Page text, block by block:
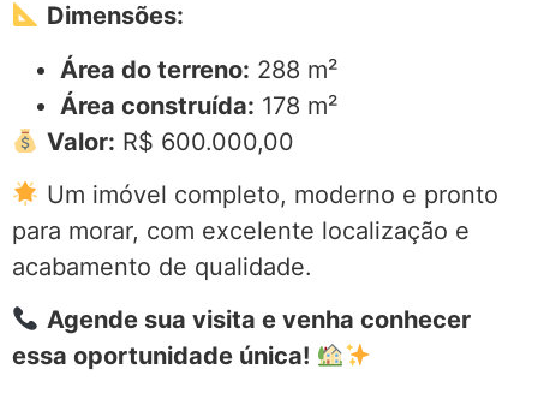
Dimensões:
Área do terreno: 288 m²
Área construída: 178 m²
Valor: R$ 600.000,00
Um imóvel completo, moderno e pronto
para morar, com excelente localização e
acabamento de qualidade.
Agende sua visita e venha conhecer
essa oportunidade única!